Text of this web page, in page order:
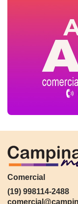
Comercial
(19) 998114-2488